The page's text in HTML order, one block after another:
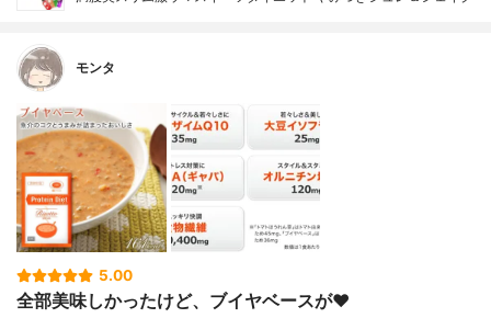
モンタ
5.00
全部美味しかったけど、ブイヤベースが❤︎